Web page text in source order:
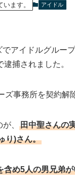
ます。 アイドル
アイドルグループ
捕されました。
ズ事務所を契約解
、
田中聖さんの
り)さん。
含め5人の男兄弟